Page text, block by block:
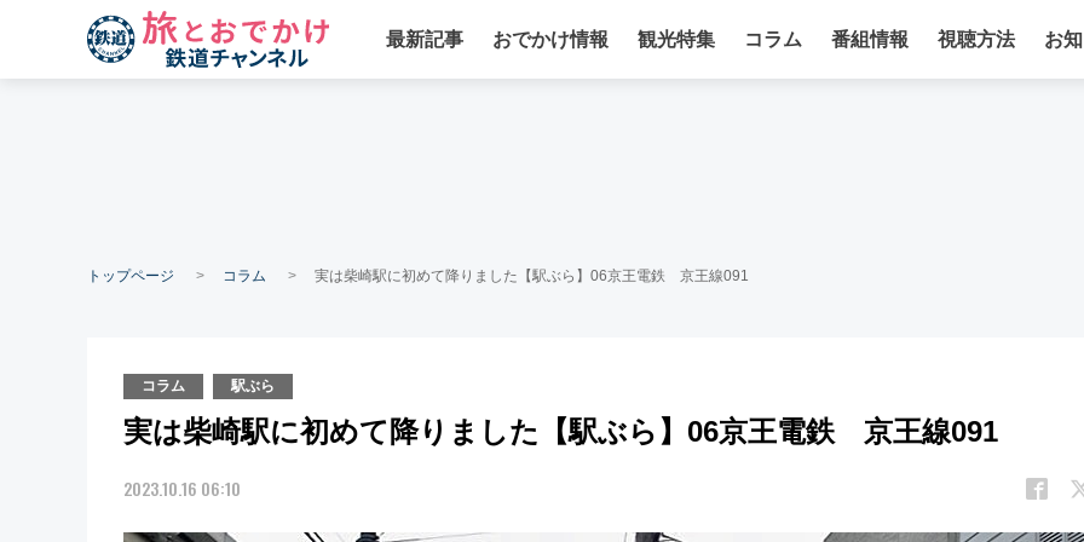
最新記事 おでかけ情報 観光特集 コラム 番組情報 視聴方法 お
トップページ コラム 実は柴崎駅に初めて降りました【駅ぶら】06京王電鉄 京王線091
コラム 駅ぶら
実は柴崎駅に初めて降りました【駅ぶら】06京王電鉄 京王線091
2023.10.16 06:10